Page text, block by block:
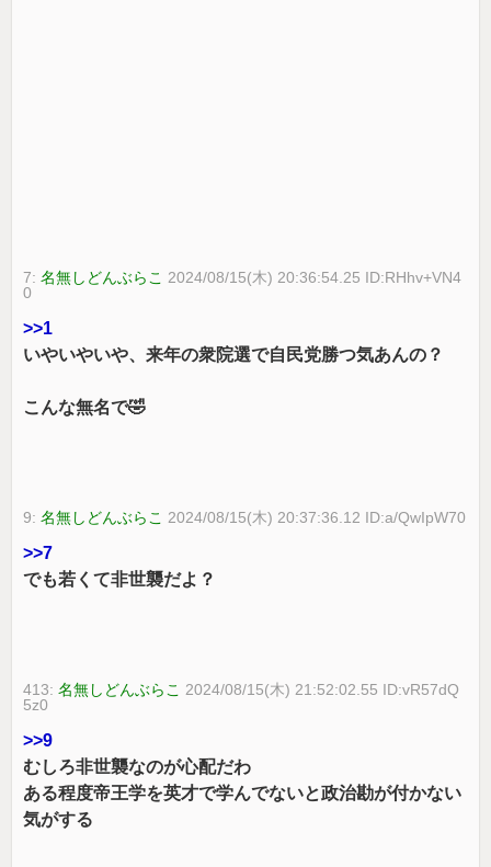
7:名無しどんぶらこ 2024/08/15(木) 20:36:54.25 ID:RHhv+VN4
0
>>1
いやいやいや、来年の衆院選で自民党勝つ気あんの？
こんな無名で🤣
9:名無しどんぶらこ 2024/08/15(木) 20:37:36.12 ID:a/QwIpW70
>>7
でも若くて非世襲だよ？
413:名無しどんぶらこ 2024/08/15(木) 21:52:02.55 ID:vR57dQ
5z0
>>9
むしろ非世襲なのが心配だわ
ある程度帝王学を英才で学んでないと政治勘が付かない
気がする